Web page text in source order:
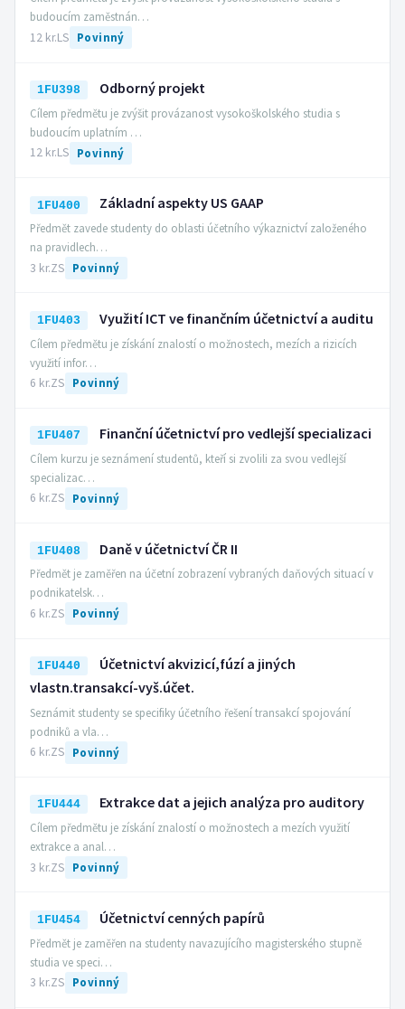
budoucím zaměstnán…
12 kr.LS Povinný
1FU398 Odborný projekt
Cílem předmětu je zvýšit provázanost vysokoškolského studia s
budoucím uplatním …
12 kr.LS Povinný
1FU400 Základní aspekty US GAAP
Předmět zavede studenty do oblasti účetního výkaznictví založeného
na pravidlech…
3 kr.ZS Povinný
1FU403 Využití ICT ve finančním účetnictví a auditu
Cílem předmětu je získání znalostí o možnostech, mezích a rizicích
využití infor…
6 kr.ZS Povinný
1FU407 Finanční účetnictví pro vedlejší specializaci
Cílem kurzu je seznámení studentů, kteří si zvolili za svou vedlejší
specializac…
6 kr.ZS Povinný
1FU408 Daně v účetnictví ČR II
Předmět je zaměřen na účetní zobrazení vybraných daňových situací v
podnikatelsk…
6 kr.ZS Povinný
1FU440
Účetnictví akvizicí,fúzí a jiných
vlastn.transakcí-vyš.účet.
Seznámit studenty se specifiky účetního řešení transakcí spojování
podniků a vla…
6 kr.ZS Povinný
1FU444 Extrakce dat a jejich analýza pro auditory
Cílem předmětu je získání znalostí o možnostech a mezích využití
extrakce a anal…
3 kr.ZS Povinný
1FU454 Účetnictví cenných papírů
Předmět je zaměřen na studenty navazujícího magisterského stupně
studia ve speci…
3 kr.ZS Povinný